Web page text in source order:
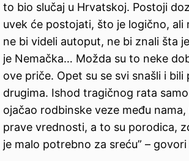
to bio slučaj u Hrvatskoj. Postoji
uvek će postojati, što je logično, ali
ne bi videli autoput, ne bi znali šta
je Nemačka… Možda su to neke
ove priče. Opet su se svi snašli i bili
drugima. Ishod tragičnog rata
ojačao rodbinske veze među
prave vrednosti, a to su porodica,
je malo potrebno za sreću” – govori